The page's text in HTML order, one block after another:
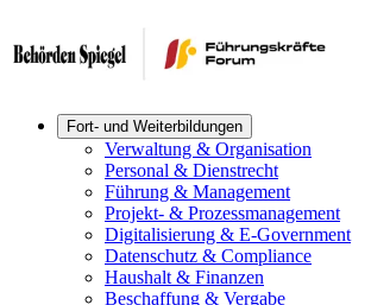
Fort- und Weiterbildungen
Verwaltung & Organisation
Personal & Dienstrecht
Führung & Management
Projekt- & Prozessmanagement
Digitalisierung & E-Government
Datenschutz & Compliance
Haushalt & Finanzen
Beschaffung & Vergabe